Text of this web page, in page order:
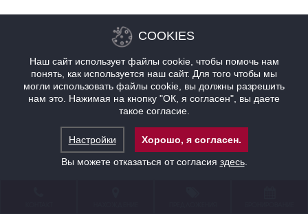
COOKIES
Наш сайт использует файлы cookie, чтобы помочь нам
понять, как используется наш сайт. Для того чтобы мы
могли использовать файлы cookie, вы должны разрешить
нам это. Нажимая на кнопку "ОК, я согласен", вы даете
такое согласие.
Настройки
Хорошо, я согласен.
Вы можете отказаться от согласия здесь.